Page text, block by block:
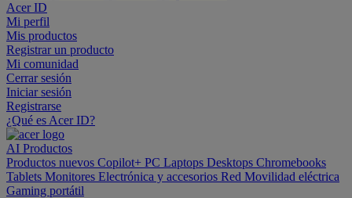
Acer ID
Mi perfil
Mis productos
Registrar un producto
Mi comunidad
Cerrar sesión
Iniciar sesión
Registrarse
¿Qué es Acer ID?
AI Productos
Productos nuevos Copilot+ PC Laptops Desktops Chromebooks
Tablets Monitores Electrónica y accesorios Red Movilidad eléctrica
Gaming portátil